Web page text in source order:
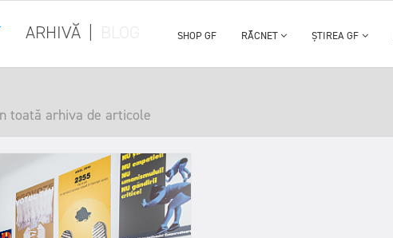
ARHIVĂ SHOP GF RĂCNET ȘTIREA GF
toată arhiva de articole